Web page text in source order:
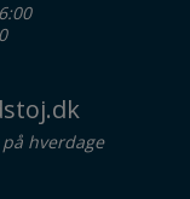
hverdage